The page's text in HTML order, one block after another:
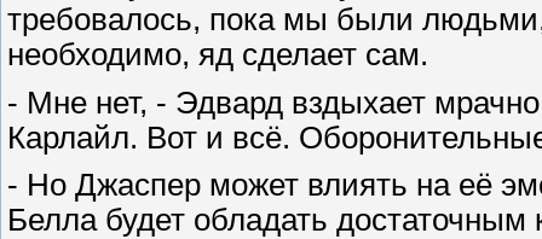
требовалось, пока мы были
необходимо, яд сделает сам.
- Мне нет, - Эдвард вздыхает
Карлайл. Вот и всё.
- Но Джаспер может влиять на её
Белла будет обладать